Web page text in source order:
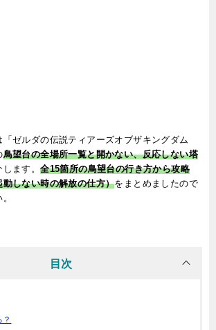
「ゼルダの伝説ティアーズオブザキングダム
鳥望台の全場所一覧と開かない、反応しない塔
します。全15箇所の鳥望台の行き方から攻略
しない時の解放の仕方）をまとめましたので
目次